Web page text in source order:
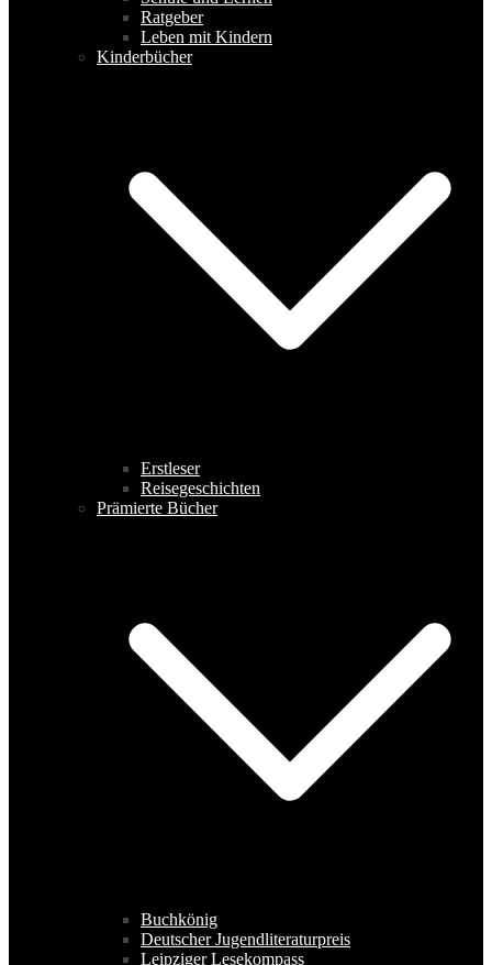
Ratgeber
Leben mit Kindern
Kinderbücher
Erstleser
Reisegeschichten
Prämierte Bücher
Buchkönig
Deutscher Jugendliteraturpreis
Leipziger Lesekompass